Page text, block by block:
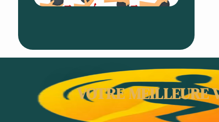
VOTRE MEILLEURE